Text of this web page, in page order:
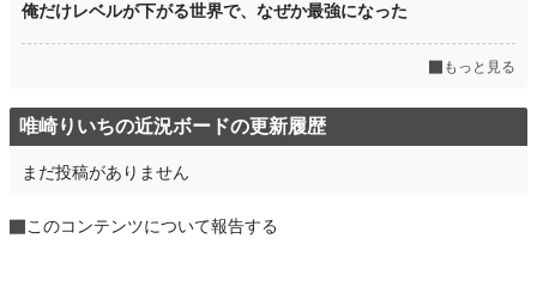
俺だけレベルが下がる世界で、なぜか最強になった
もっと見る
唯崎りいちの近況ボードの更新履歴
まだ投稿がありません
このコンテンツについて報告する